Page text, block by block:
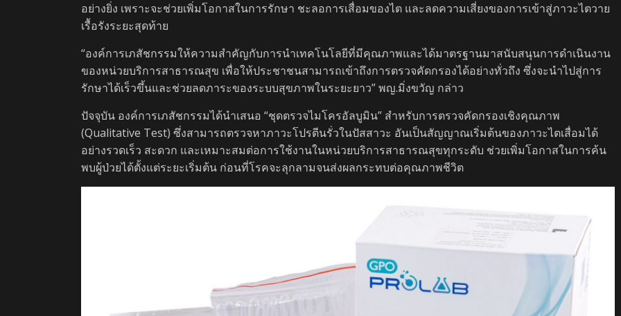
อย่างยิ่ง เพราะจะช่วยเพิ่มโอกาสในการรักษา ชะลอการเสื่อมของไต และลดความเสี่ยงของการเข้าสู่ภาวะไตวาย
เรื้อรังระยะสุดท้าย
“องค์การเภสัชกรรมให้ความสำคัญกับการนำเทคโนโลยีที่มีคุณภาพและได้มาตรฐานมาสนับสนุนการดำเนินงาน
ของหน่วยบริการสาธารณสุข เพื่อให้ประชาชนสามารถเข้าถึงการตรวจคัดกรองได้อย่างทั่วถึง ซึ่งจะนำไปสู่การ
รักษาได้เร็วขึ้นและช่วยลดภาระของระบบสุขภาพในระยะยาว” พญ.มิ่งขวัญ กล่าว
ปัจจุบัน องค์การเภสัชกรรมได้นำเสนอ “ชุดตรวจไมโครอัลบูมิน” สำหรับการตรวจคัดกรองเชิงคุณภาพ
(Qualitative Test) ซึ่งสามารถตรวจหาภาวะโปรตีนรั่วในปัสสาวะ อันเป็นสัญญาณเริ่มต้นของภาวะไตเสื่อมได้
อย่างรวดเร็ว สะดวก และเหมาะสมต่อการใช้งานในหน่วยบริการสาธารณสุขทุกระดับ ช่วยเพิ่มโอกาสในการค้น
พบผู้ป่วยได้ตั้งแต่ระยะเริ่มต้น ก่อนที่โรคจะลุกลามจนส่งผลกระทบต่อคุณภาพชีวิต